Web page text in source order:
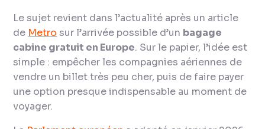
Le sujet revient dans l’actualité après un article
de Metro sur l’arrivée possible d’un bagage
cabine gratuit en Europe. Sur le papier, l’idée est
simple : empêcher les compagnies aériennes de
vendre un billet très peu cher, puis de faire payer
une option presque indispensable au moment de
voyager.